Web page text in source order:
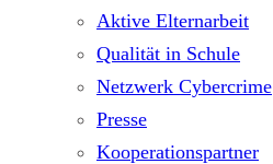
Aktive Elternarbeit
Qualität in Schule
Netzwerk Cybercrime
Presse
Kooperationspartner